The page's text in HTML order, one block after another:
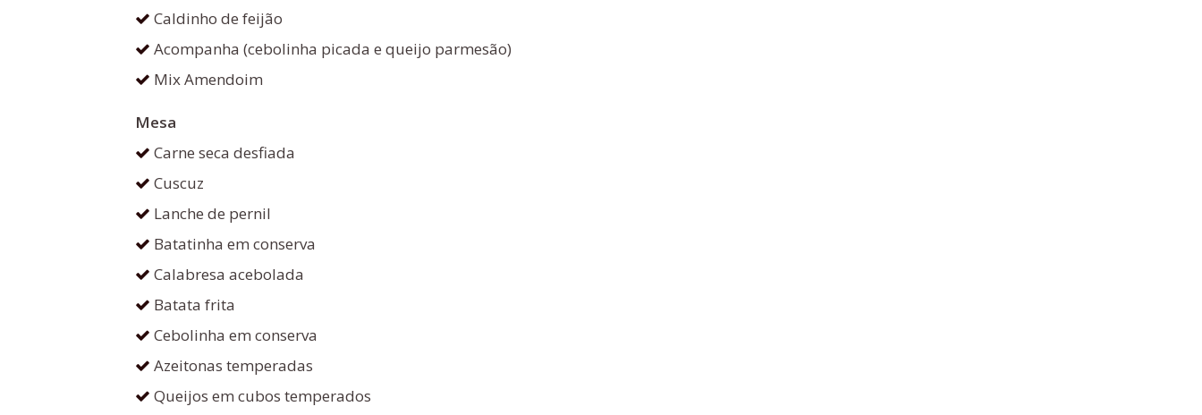
Caldinho de feijão
Acompanha (cebolinha picada e queijo parmesão)
Mix Amendoim
Mesa
Carne seca desfiada
Cuscuz
Lanche de pernil
Batatinha em conserva
Calabresa acebolada
Batata frita
Cebolinha em conserva
Azeitonas temperadas
Queijos em cubos temperados